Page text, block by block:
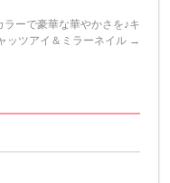
ラーで豪華な華やかさを♪キ
ッツアイ＆ミラーネイル →